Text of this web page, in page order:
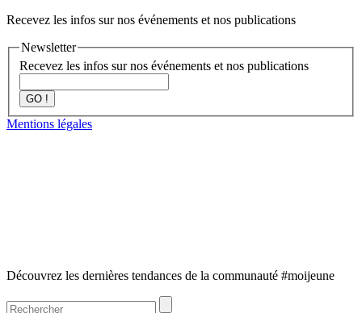
Recevez les infos sur nos événements et nos publications
Newsletter
Recevez les infos sur nos événements et nos publications
GO !
Mentions légales
Découvrez les dernières tendances de la communauté #moijeune